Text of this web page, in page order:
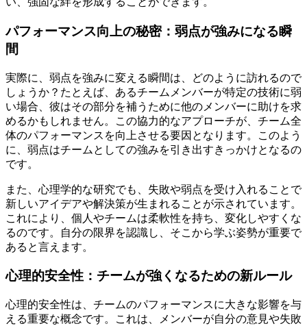
パフォーマンス向上の秘密：弱点が強みになる瞬
間
実際に、弱点を強みに変える瞬間は、どのように訪れるので
しょうか？たとえば、あるチームメンバーが特定の技術に弱
い場合、彼はその部分を補うために他のメンバーに助けを求
めるかもしれません。この協力的なアプローチが、チーム全
体のパフォーマンスを向上させる要因となります。このよう
に、弱点はチームとしての強みを引き出すきっかけとなるの
です。
また、心理学的な研究でも、失敗や弱点を受け入れることで
新しいアイデアや解決策が生まれることが示されています。
これにより、個人やチームは柔軟性を持ち、変化しやすくな
るのです。自分の限界を認識し、そこから学ぶ姿勢が重要で
あると言えます。
心理的安全性：チームが強くなるための新ルール
心理的安全性は、チームのパフォーマンスに大きな影響を与
える重要な概念です。これは、メンバーが自分の意見や失敗